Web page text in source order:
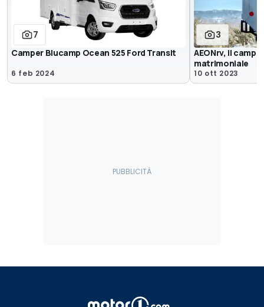
7
Camper Blucamp Ocean 525 Ford Transit
6 feb 2024
3
AEONrv, il
matrimoniale
10 ott 2023